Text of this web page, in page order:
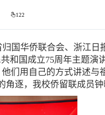
122
国华侨联合会、浙江日
和国成立75周年主题演
们用自己的方式讲述与
角逐，我校侨留联成员钟